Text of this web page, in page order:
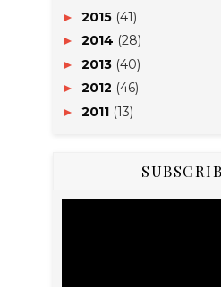
► 2015 (41)
► 2014 (28)
► 2013 (40)
► 2012 (46)
► 2011 (13)